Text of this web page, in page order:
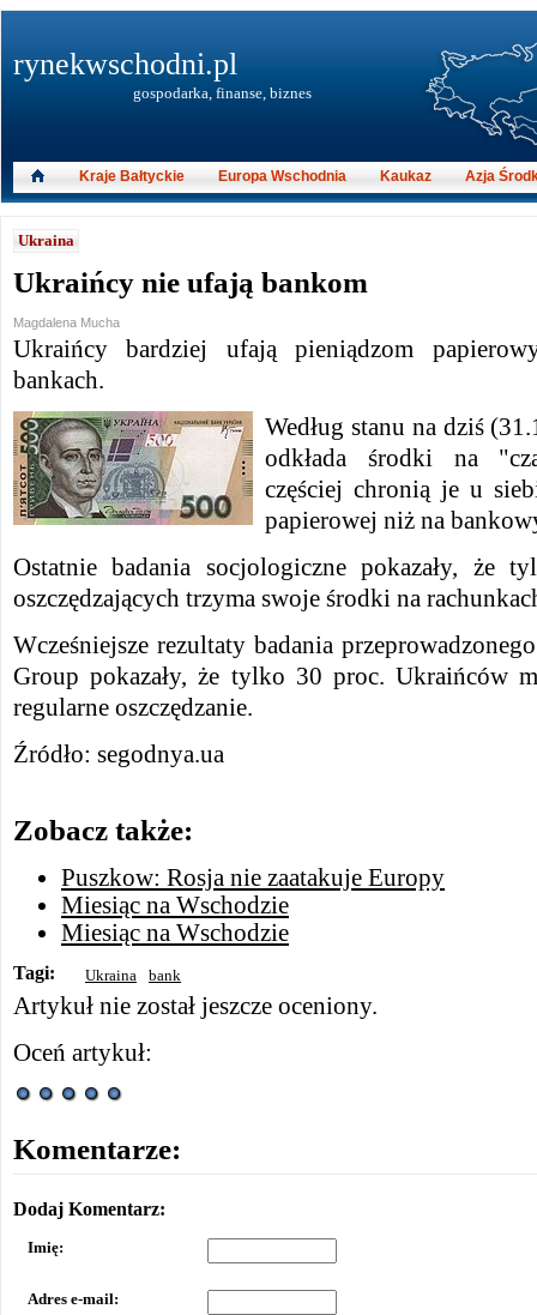
Ukraina
Ukraińcy nie ufają bankom
Magdalena Mucha
Ukraińcy bardziej ufają pieniądzom
bankach.
Według stanu na dziś
odkłada środki na
częściej chronią je u
papierowej niż na
Ostatnie badania socjologiczne pokazały, że
oszczędzających trzyma swoje środki na
Wcześniejsze rezultaty badania
Group pokazały, że tylko 30 proc. Ukraińców
regularne oszczędzanie.
Źródło: segodnya.ua
Zobacz także:
Puszkow: Rosja nie zaatakuje Europy
Miesiąc na Wschodzie
Miesiąc na Wschodzie
Tagi: Ukraina bank
Artykuł nie został jeszcze oceniony.
Oceń artykuł:
Komentarze:
Dodaj Komentarz:
Imię:
Adres e-mail:
rynekwschodni.pl
gospodarka, finanse, biznes
Kraje Bałtyckie Europa Wschodnia Kaukaz Azja